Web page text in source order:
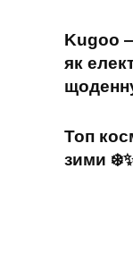
Kugoo
як
Топ
зими